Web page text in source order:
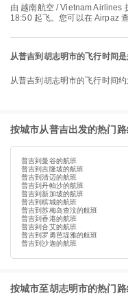
由 越南航空 / Vietnam Airlines 执飞、从 普吉 前往 胡志明市 的最晚航班于
18:50 起飞。您可以在 Airpaz
从普吉到胡志明市的飞行时间是
从普吉到胡志明市的飞行时间
按城市从普吉出发的热门
普吉到曼谷的航班
普吉到吉隆坡的航班
普吉到清迈的航班
普吉到丹帕沙的航班
普吉到新加坡的航班
普吉到槟城的航班
普吉到苏梅岛查汶的航班
普吉到香港的航班
普吉到合艾的航班
普吉到罗勇芭堤雅的航班
普吉到沙迦的航班
按城市至胡志明市的热门